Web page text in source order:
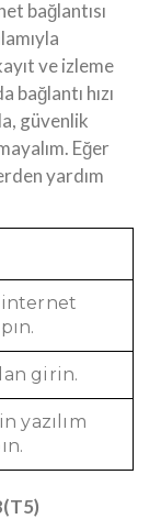
bağlantısı
ve izleme
hızı
güvenlik
Eğer
yardım
internet
girin.
yazılım